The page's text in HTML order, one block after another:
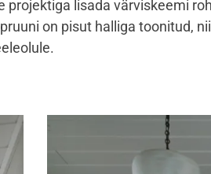
projektiga lisada värviskeemi
on pisut halliga toonitud,